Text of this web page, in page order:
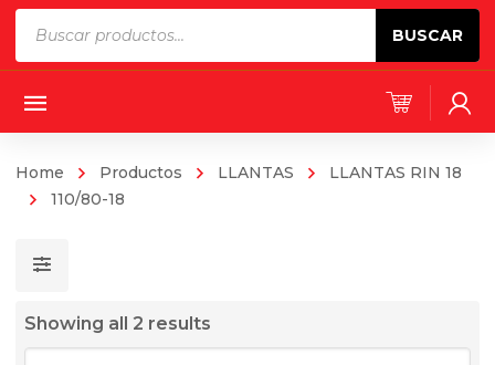
BUSCAR
Home Productos LLANTAS
LLANTAS RIN 18
110/80-18
Showing all 2 results